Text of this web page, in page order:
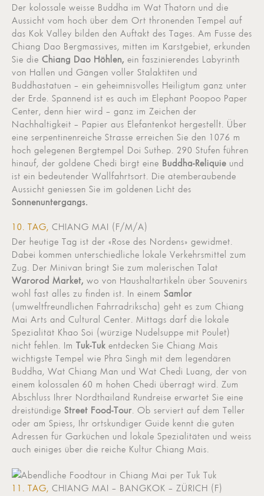
Der kolossale weisse Buddha im Wat Thatorn und die
Aussicht vom hoch über dem Ort thronenden Tempel auf
das Kok Valley bilden den Auftakt des Tages. Am Fusse des
Chiang Dao Bergmassives, mitten im Karstgebiet, erkunden
Sie die Chiang Dao Höhlen, ein faszinierendes Labyrinth
von Hallen und Gängen voller Stalaktiten und
Buddhastatuen – ein geheimnisvolles Heiligtum ganz unter
der Erde. Spannend ist es auch im Elephant Poopoo Paper
Center, denn hier wird – ganz im Zeichen der
Nachhaltigkeit – Papier aus Elefantenkot hergestellt. Über
eine serpentinenreiche Strasse erreichen Sie den 1076 m
hoch gelegenen Bergtempel Doi Suthep. 290 Stufen führen
hinauf, der goldene Chedi birgt eine Buddha-Reliquie und
ist ein bedeutender Wallfahrtsort. Die atemberaubende
Aussicht geniessen Sie im goldenen Licht des
Sonnenuntergangs.
10. TAG, CHIANG MAI (F/M/A)
Der heutige Tag ist der «Rose des Nordens» gewidmet.
Dabei kommen unterschiedliche lokale Verkehrsmittel zum
Zug. Der Minivan bringt Sie zum malerischen Talat
Warorod Market, wo von Haushaltartikeln über Souvenirs
wohl fast alles zu finden ist. In einem Samlor
(umweltfreundlichen Fahrradrikscha) geht es zum Chiang
Mai Arts and Cultural Center. Mittags darf die lokale
Spezialität Khao Soi (würzige Nudelsuppe mit Poulet)
nicht fehlen. Im Tuk-Tuk entdecken Sie Chiang Mais
wichtigste Tempel wie Phra Singh mit dem legendären
Buddha, Wat Chiang Man und Wat Chedi Luang, der von
einem kolossalen 60 m hohen Chedi überragt wird. Zum
Abschluss Ihrer Nordthailand Rundreise erwartet Sie eine
dreistündige Street Food-Tour . Ob serviert auf dem Teller
oder am Spiess, Ihr ortskundiger Guide kennt die guten
Adressen für Garküchen und lokale Spezialitäten und weiss
auch einiges über die reiche Kultur Chiang Mais.
11. TAG, CHIANG MAI – BANGKOK – ZÜRICH (F)